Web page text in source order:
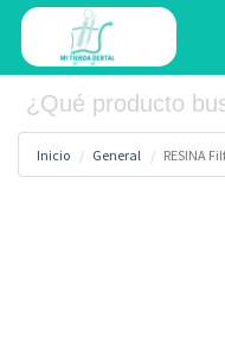
Inicio General RESINA